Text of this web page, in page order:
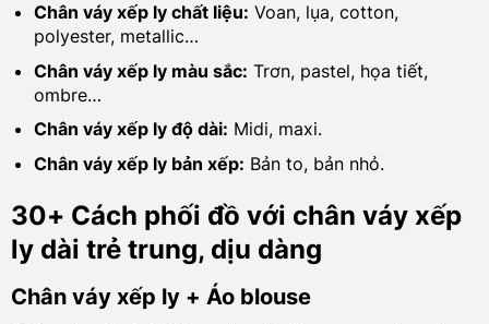
Chân váy xếp ly chất liệu: Voan, lụa, cotton,
polyester, metallic…
Chân váy xếp ly màu sắc: Trơn, pastel, họa tiết,
ombre…
Chân váy xếp ly độ dài: Midi, maxi.
Chân váy xếp ly bản xếp: Bản to, bản nhỏ.
30+ Cách phối đồ với chân váy xếp
ly dài trẻ trung, dịu dàng
Chân váy xếp ly + Áo blouse